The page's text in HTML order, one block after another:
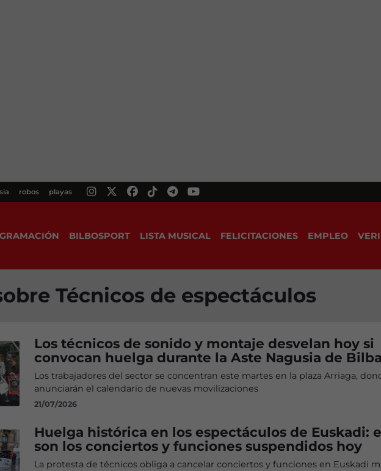
robos playas
BILBOSPORT LISTA MUSICAL FELICITACIONES EMPLEO
Técnicos de espectáculos
Los técnicos de sonido y montaje desvelan hoy si
convocan huelga durante la Aste Nagusia de
Los trabajadores del sector se concentran este martes en la plaza Arriaga,
anunciarán el calendario de nuevas movilizaciones
21/07/2026
Huelga histórica en los espectáculos de Euskadi:
son los conciertos y funciones suspendidos hoy
La protesta de técnicos obliga a cancelar conciertos y funciones en Euskadi